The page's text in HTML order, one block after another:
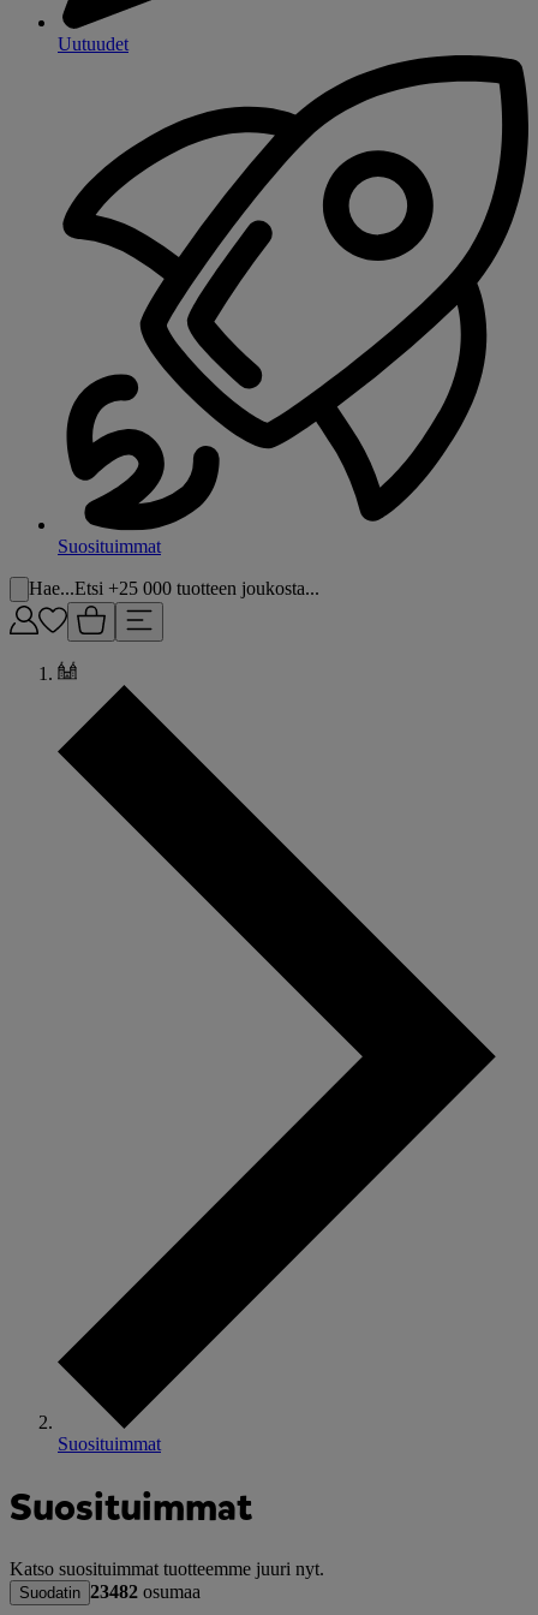
Uutuudet
Suosituimmat
Hae...Etsi +25 000 tuotteen joukosta...
Suosituimmat
Suosituimmat
Katso suosituimmat tuotteemme juuri nyt.
Suodatin 23482 osumaa